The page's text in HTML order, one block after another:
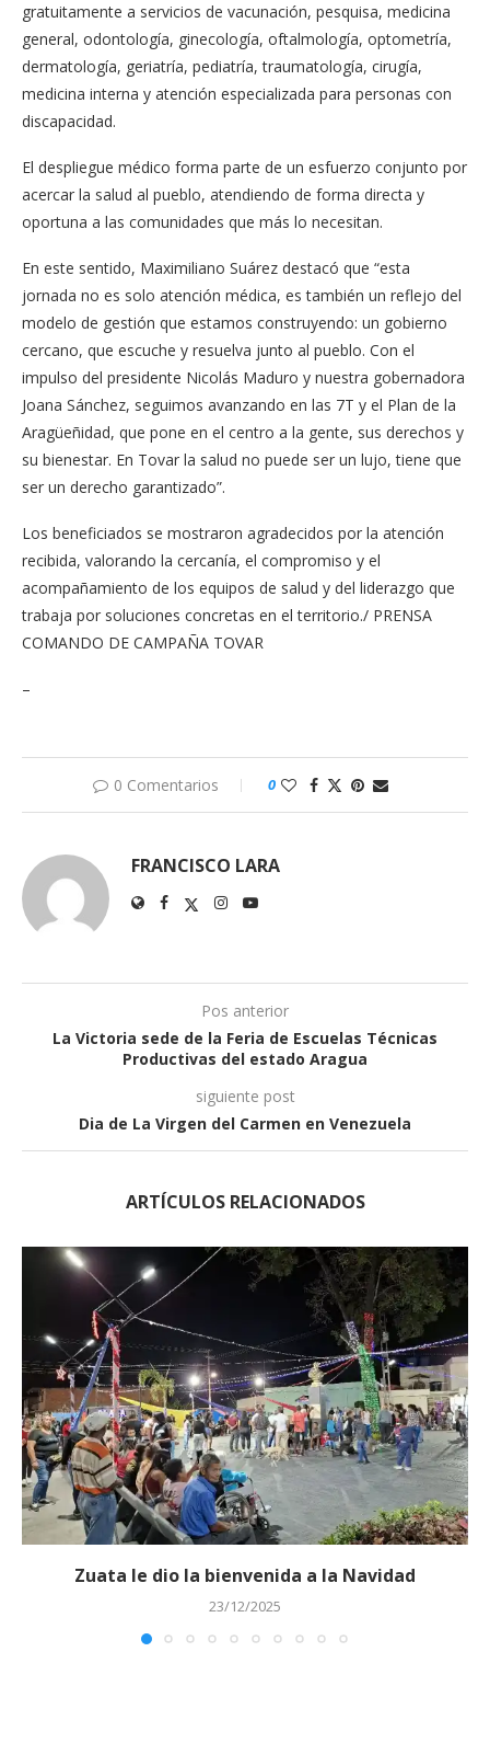
gratuitamente a servicios de vacunación, pesquisa, medicina
general, odontología, ginecología, oftalmología, optometría,
dermatología, geriatría, pediatría, traumatología, cirugía,
medicina interna y atención especializada para personas con
discapacidad.
El despliegue médico forma parte de un esfuerzo conjunto por
acercar la salud al pueblo, atendiendo de forma directa y
oportuna a las comunidades que más lo necesitan.
En este sentido, Maximiliano Suárez destacó que “esta
jornada no es solo atención médica, es también un reflejo del
modelo de gestión que estamos construyendo: un gobierno
cercano, que escuche y resuelva junto al pueblo. Con el
impulso del presidente Nicolás Maduro y nuestra gobernadora
Joana Sánchez, seguimos avanzando en las 7T y el Plan de la
Aragüeñidad, que pone en el centro a la gente, sus derechos y
su bienestar. En Tovar la salud no puede ser un lujo, tiene que
ser un derecho garantizado”.
Los beneficiados se mostraron agradecidos por la atención
recibida, valorando la cercanía, el compromiso y el
acompañamiento de los equipos de salud y del liderazgo que
trabaja por soluciones concretas en el territorio./ PRENSA
COMANDO DE CAMPAÑA TOVAR
–
0 Comentarios 0
FRANCISCO LARA
Pos anterior
La Victoria sede de la Feria de Escuelas Técnicas
Productivas del estado Aragua
siguiente post
Dia de La Virgen del Carmen en Venezuela
ARTÍCULOS RELACIONADOS
Zuata le dio la bienvenida a la Navidad
23/12/2025